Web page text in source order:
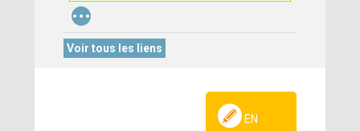
...
Voir tous les liens
EN